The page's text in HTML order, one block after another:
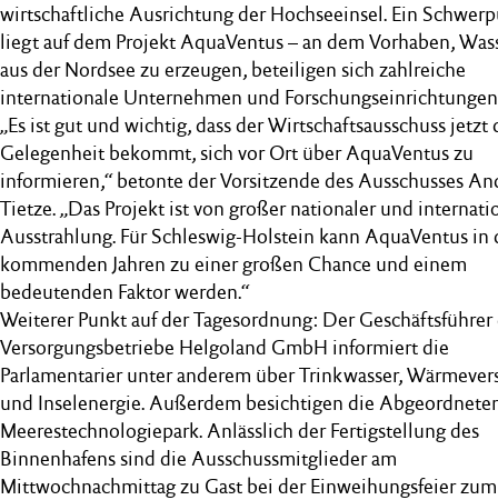
wirtschaftliche Ausrichtung der Hochseeinsel. Ein
liegt auf dem Projekt AquaVentus – an dem Vorhaben,
aus der Nordsee zu erzeugen, beteiligen sich zahlreiche
internationale Unternehmen und
„Es ist gut und wichtig, dass der Wirtschaftsausschuss jetzt
Gelegenheit bekommt, sich vor Ort über AquaVentus zu
informieren,“ betonte der Vorsitzende des Ausschusses
Tietze. „Das Projekt ist von großer nationaler und
Ausstrahlung. Für Schleswig-Holstein kann AquaVentus in
kommenden Jahren zu einer großen Chance und einem
bedeutenden Faktor werden.“
Weiterer Punkt auf der Tagesordnung: Der Geschäftsführer
Versorgungsbetriebe Helgoland GmbH informiert die
Parlamentarier unter anderem über Trinkwasser,
und Inselenergie. Außerdem besichtigen die
Meerestechnologiepark. Anlässlich der Fertigstellung des
Binnenhafens sind die Ausschussmitglieder am
Mittwochnachmittag zu Gast bei der Einweihungsfeier zum